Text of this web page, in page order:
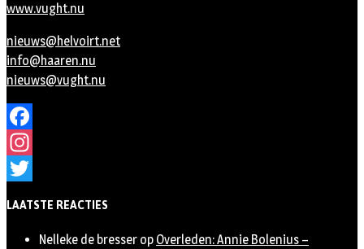
www.vught.nu
nieuws@helvoirt.net
info@haaren.nu
nieuws@vught.nu
Facebook
Instagram
LAATSTE REACTIES
Nelleke de bresser op Overleden: Annie Bolenius –